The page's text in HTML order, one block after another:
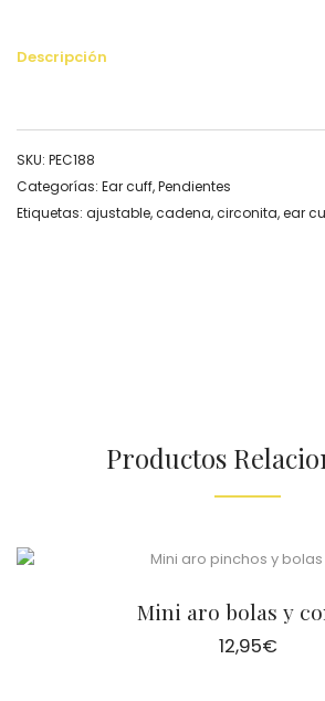
Descripción
SKU: PEC188
Categorías: Ear cuff,Pendientes
Etiquetas: ajustable,cadena,circonita,ear
Productos
Mini aro bolas y
12,95€